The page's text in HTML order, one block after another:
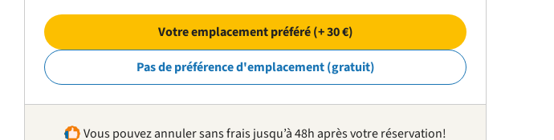
Votre emplacement préféré (+ 30 €)
Pas de préférence d'emplacement (gratuit)
Vous pouvez annuler sans frais jusqu’à 48h après votre réservation!